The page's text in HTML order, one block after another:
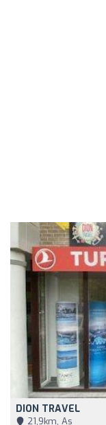
DION TRAVEL
21,9km, As